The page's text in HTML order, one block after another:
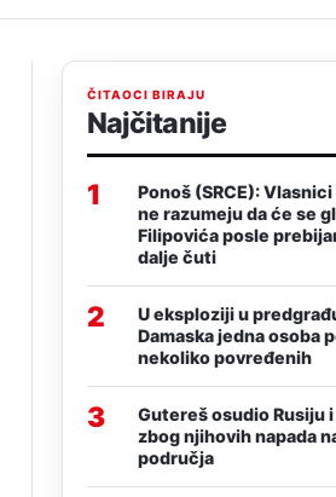
ČITAOCI BIRAJU
Najčitanije
1
Ponoš (SRCE):
ne razumeju da će se
Filipovića posle
dalje čuti
2
U eksploziji u
Damaska jedna osoba
nekoliko povređenih
3
Gutereš osudio Rusiju
zbog njihovih napada
područja